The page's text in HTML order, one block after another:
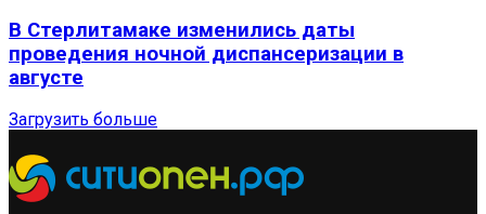
В Стерлитамаке изменились даты
проведения ночной диспансеризации в
августе
Загрузить больше